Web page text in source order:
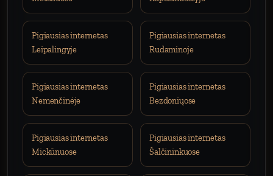
Pigiausias internetas
Leipalingyje
Pigiausias internetas
Rudaminoje
Pigiausias internetas
Nemenčinėje
Pigiausias internetas
Bezdoniųose
Pigiausias internetas
Mickūnuose
Pigiausias internetas
Šalčininkuose